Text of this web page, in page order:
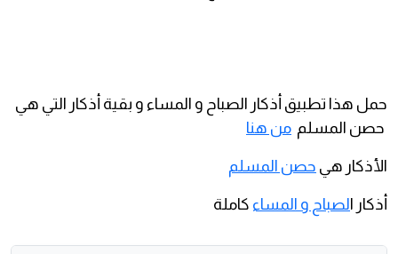
حمل هذا تطبيق أذكار الصباح و المساء و بقية أذكار التي هي
حصن المسلم من هنا
الأذكار هي حصن المسلم
أذكار الصباح و المساء كاملة